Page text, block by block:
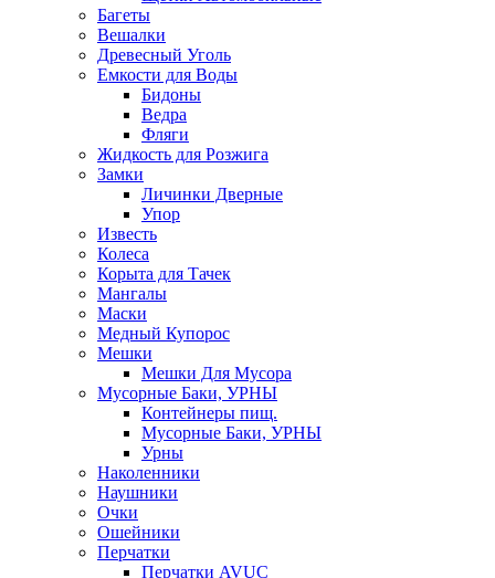
Багеты
Вешалки
Древесный Уголь
Емкости для Воды
Бидоны
Ведра
Фляги
Жидкость для Розжига
Замки
Личинки Дверные
Упор
Известь
Колеса
Корыта для Тачек
Мангалы
Маски
Медный Купорос
Мешки
Мешки Для Мусора
Мусорные Баки, УРНЫ
Контейнеры пищ.
Мусорные Баки, УРНЫ
Урны
Наколенники
Наушники
Очки
Ошейники
Перчатки
Перчатки AVUC